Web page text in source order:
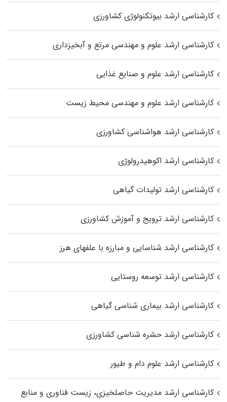
کارشناسی ارشد بیوتکنولوژی کشاورزی
کارشناسی ارشد علوم و مهندسی مرتع و آبخیزداری
کارشناسی ارشد علوم و صنایع غذایی
کارشناسی ارشد علوم و مهندسی محیط زیست
کارشناسی ارشد هواشناسی کشاورزی
کارشناسی ارشد اکوهیدرولوژی
کارشناسی ارشد تولیدات گیاهی
کارشناسی ارشد ترویج و آموزش کشاورزی
کارشناسی ارشد شناسایی و مبارزه با علفهای هرز
کارشناسی ارشد توسعه روستایی
کارشناسی ارشد بیماری‌ شناسی گیاهی
کارشناسی ارشد حشره‌ شناسی کشاورزی
کارشناسی ارشد علوم دام و طیور
کارشناسی ارشد مدیریت حاصلخیزی، زیست فناوری و منابع